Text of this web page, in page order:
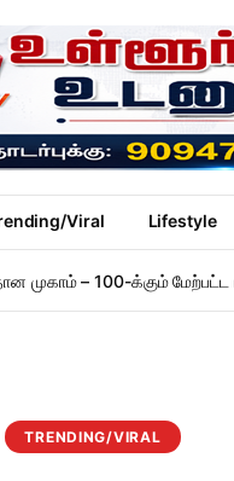
Viral Lifestyle
முகாம் – 100-க்கும்
TRENDING/VIRAL